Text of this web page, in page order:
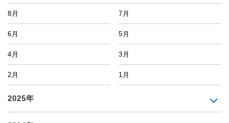
8月 7月
6月 5月
4月 3月
2月 1月
2025年